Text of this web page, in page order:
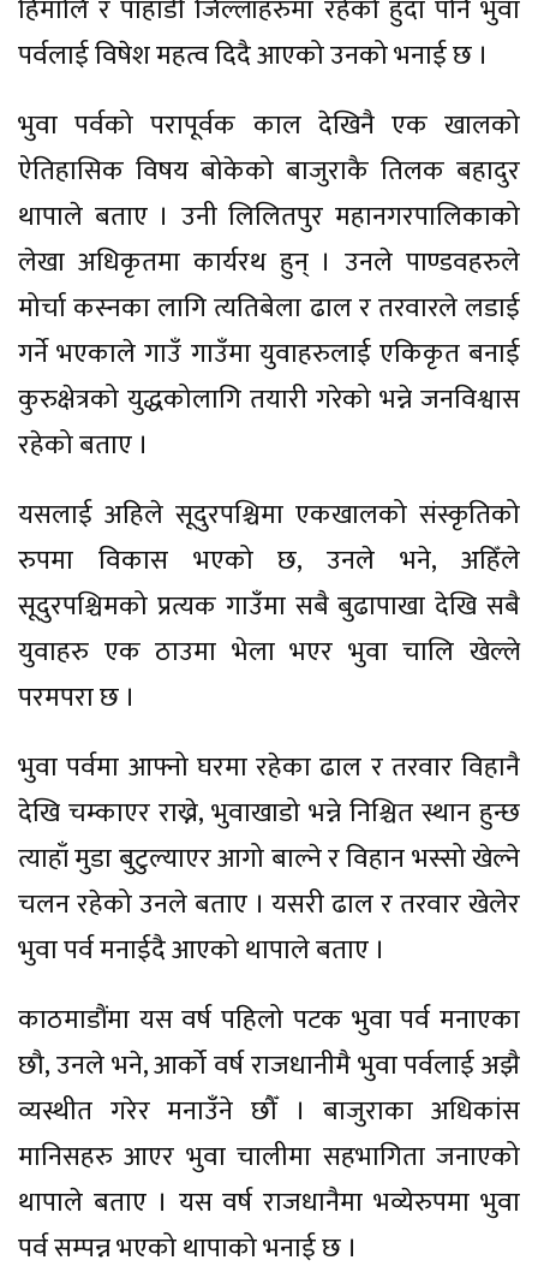
हिमालि र पाहाडी जिल्लाहरुमा रहेको हुँदा पनि भुवा
पर्वलाई विषेश महत्व दिदै आएको उनको भनाई छ ।
भुवा पर्वको परापूर्वक काल देखिनै एक खालको
ऐतिहासिक विषय बोकेको बाजुराकै तिलक बहादुर
थापाले बताए । उनी लिलितपुर महानगरपालिकाको
लेखा अधिकृतमा कार्यरथ हुन् । उनले पाण्डवहरुले
मोर्चा कस्नका लागि त्यतिबेला ढाल र तरवारले लडाई
गर्ने भएकाले गाउँ गाउँमा युवाहरुलाई एकिकृत बनाई
कुरुक्षेत्रको युद्धकोलागि तयारी गरेको भन्ने जनविश्वास
रहेको बताए ।
यसलाई अहिले सूदुरपश्चिमा एकखालको संस्कृतिको
रुपमा विकास भएको छ, उनले भने, अहिँले
सूदुरपश्चिमको प्रत्यक गाउँमा सबै बुढापाखा देखि सबै
युवाहरु एक ठाउमा भेला भएर भुवा चालि खेल्ले
परमपरा छ ।
भुवा पर्वमा आफ्नो घरमा रहेका ढाल र तरवार विहानै
देखि चम्काएर राख्ने, भुवाखाडो भन्ने निश्चित स्थान हुन्छ
त्याहाँ मुडा बुटुल्याएर आगो बाल्ने र विहान भस्सो खेल्ने
चलन रहेको उनले बताए । यसरी ढाल र तरवार खेलेर
भुवा पर्व मनाईदै आएको थापाले बताए ।
काठमाडौंमा यस वर्ष पहिलो पटक भुवा पर्व मनाएका
छौ, उनले भने, आर्को वर्ष राजधानीमै भुवा पर्वलाई अझै
व्यस्थीत गरेर मनाउँने छौँ । बाजुराका अधिकांस
मानिसहरु आएर भुवा चालीमा सहभागिता जनाएको
थापाले बताए । यस वर्ष राजधानैमा भव्येरुपमा भुवा
पर्व सम्पन्न भएको थापाको भनाई छ ।